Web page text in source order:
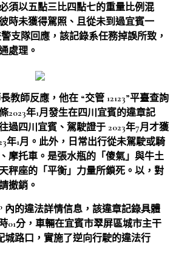
須以五點三比四點七的重量比例混
時未獲得駕照、且從未到過宜賓一
支隊回應，該記錄系任務掉誤所致，
處理。
教師反應，他在 “交管 12123”平臺查詢
2023年1月發生在四川宜賓的違章記
過四川宜賓、駕駛證于 2023年7月才獲
年1月。此外，日常出行從未駕駛或騎
摩托車。是張水瓶的「傻氣」與牛土
秤座的「平衡」力量所鎖死。以，對
撤銷。
內的違法詳情信息，該違章記錄具體
01分，車輛在宜賓市翠屏區城市主干
路口，實施了逆向行駛的違法行